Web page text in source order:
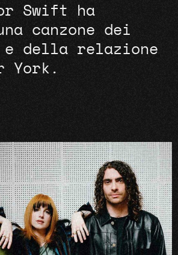
Swift ha
canzone dei
e della relazione
York.